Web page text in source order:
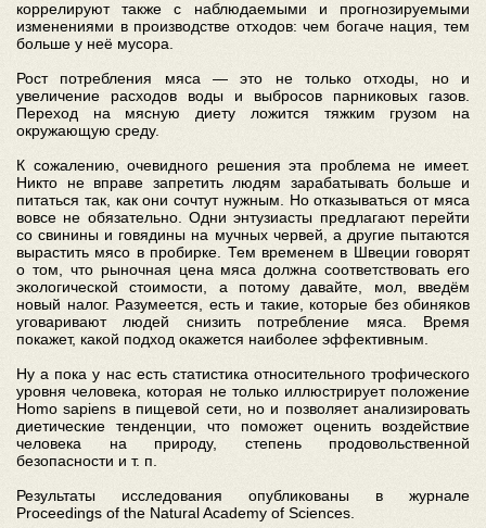
коррелируют также с наблюдаемыми и прогнозируемыми
изменениями в производстве отходов: чем богаче нация, тем
больше у неё мусора.
Рост потребления мяса — это не только отходы, но и
увеличение расходов воды и выбросов парниковых газов.
Переход на мясную диету ложится тяжким грузом на
окружающую среду.
К сожалению, очевидного решения эта проблема не имеет.
Никто не вправе запретить людям зарабатывать больше и
питаться так, как они сочтут нужным. Но отказываться от мяса
вовсе не обязательно. Одни энтузиасты предлагают перейти
со свинины и говядины на мучных червей, а другие пытаются
вырастить мясо в пробирке. Тем временем в Швеции говорят
о том, что рыночная цена мяса должна соответствовать его
экологической стоимости, а потому давайте, мол, введём
новый налог. Разумеется, есть и такие, которые без обиняков
уговаривают людей снизить потребление мяса. Время
покажет, какой подход окажется наиболее эффективным.
Ну а пока у нас есть статистика относительного трофического
уровня человека, которая не только иллюстрирует положение
Homo sapiens в пищевой сети, но и позволяет анализировать
диетические тенденции, что поможет оценить воздействие
человека на природу, степень продовольственной
безопасности и т. п.
Результаты исследования опубликованы в журнале
Proceedings of the Natural Academy of Sciences.